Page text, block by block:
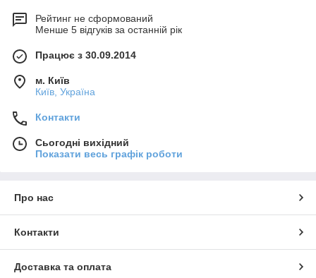
Рейтинг не сформований
Менше 5 відгуків за останній рік
Працює з 30.09.2014
м. Київ
Київ, Україна
Контакти
Сьогодні вихідний
Показати весь графік роботи
Про нас
Контакти
Доставка та оплата